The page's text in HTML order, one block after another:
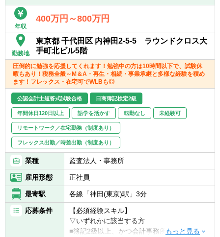
年収
400万円～800万円
勤務地
東京都 千代田区 内神田2-5-5 ラウンドクロス大
手町北ビル5階
圧倒的に勉強を応援してくれます！勉強中の方は10時間以下で、試験休
暇もあり！税務全般～M＆A・再生・相続・事業承継と多様な経験を積め
ます！フレックス・在宅可でWLBも◎
公認会計士短答式試験合格 日商簿記検定2級
年間休日120日以上 語学を活かす 転勤なし 未経験可
リモートワーク／在宅勤務（制度あり）
フレックス出勤／時差出勤（制度あり）
業種 監査法人・事務所
雇用形態 正社員
最寄駅 各線「神田(東京)駅」3分
応募条件
【必須経験スキル】
▽いずれかに該当する方
■簿記2級以上、かつ会計事務所or経理実務経